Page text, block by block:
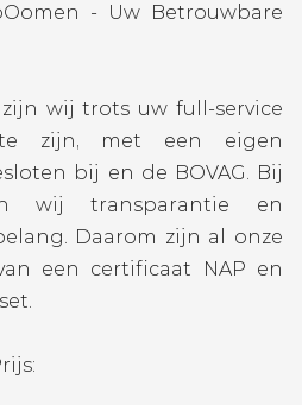
- Uw Betrouwbare
wij trots uw full-service
te zijn, met een eigen
bij en de BOVAG. Bij
wij transparantie en
Daarom zijn al onze
een certificaat NAP en